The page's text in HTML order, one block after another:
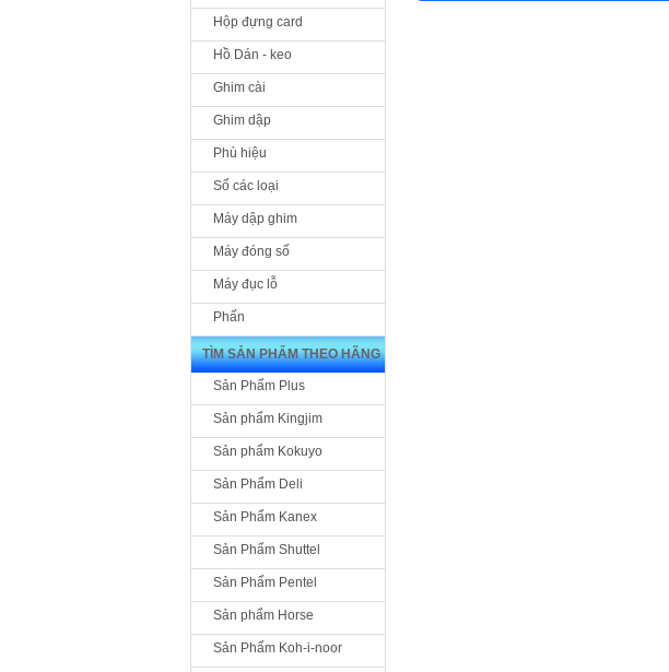
Hộp đựng card
Hồ Dán - keo
Ghim cài
Ghim dập
Phù hiệu
Sổ các loại
Máy dập ghim
Máy đóng số
Máy đục lỗ
Phấn
TÌM SẢN PHẨM THEO HÃNG
Sản Phẩm Plus
Sản phẩm Kingjim
Sản phẩm Kokuyo
Sản Phẩm Deli
Sản Phẩm Kanex
Sản Phẩm Shuttel
Sản Phẩm Pentel
Sản phẩm Horse
Sản Phẩm Koh-i-noor